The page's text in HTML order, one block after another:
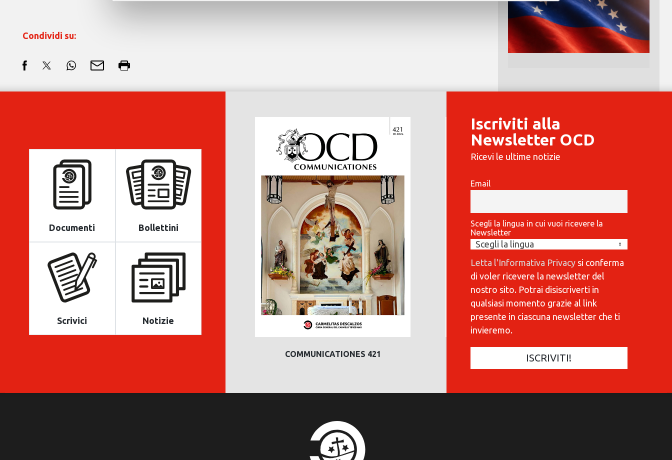
Condividi su:
Documenti Bollettini
Scrivici Notizie
COMMUNICATIONES 421 COMMUNICATIONES 420
Iscriviti alla
Newsletter OCD
Ricevi le ultime notizie
Email
Scegli la lingua in cui vuoi ricevere la
Newsletter
Letta l'Informativa Privacysi conferma
di voler ricevere la newsletter del
nostro sito. Potrai disiscriverti in
qualsiasi momento grazie al link
presente in ciascuna newsletter che ti
invieremo.